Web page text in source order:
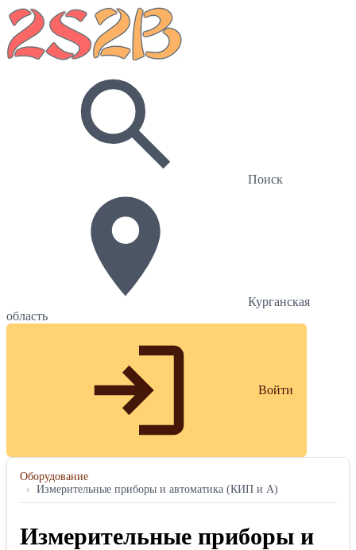
Поиск
Курганская
область
Войти
Оборудование
› Измерительные приборы и автоматика (КИП и А)
Измерительные приборы и